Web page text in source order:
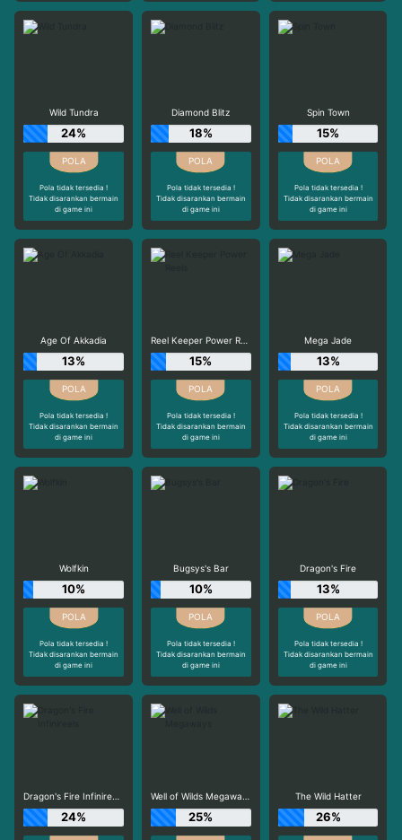
Wild Tundra
24%
Pola tidak tersedia !
Tidak disarankan bermain
di game ini
Diamond Blitz
18%
Pola tidak tersedia !
Tidak disarankan bermain
di game ini
Spin Town
15%
Pola tidak tersedia !
Tidak disarankan bermain
di game ini
Age Of Akkadia
13%
Pola tidak tersedia !
Tidak disarankan bermain
di game ini
Reel Keeper Power Reels
15%
Pola tidak tersedia !
Tidak disarankan bermain
di game ini
Mega Jade
13%
Pola tidak tersedia !
Tidak disarankan bermain
di game ini
Wolfkin
10%
Pola tidak tersedia !
Tidak disarankan bermain
di game ini
Bugsys's Bar
10%
Pola tidak tersedia !
Tidak disarankan bermain
di game ini
Dragon's Fire
13%
Pola tidak tersedia !
Tidak disarankan bermain
di game ini
Dragon's Fire Infinireels
24%
Well of Wilds Megaways
25%
The Wild Hatter
26%